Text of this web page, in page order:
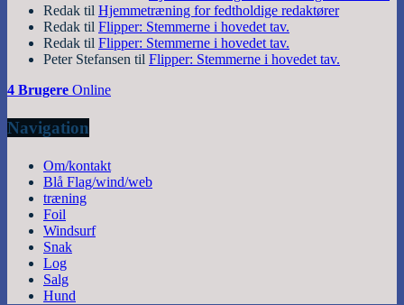
Redak til Hjemmetræning for fedtholdige redaktører
Redak til Flipper: Stemmerne i hovedet tav.
Redak til Flipper: Stemmerne i hovedet tav.
Peter Stefansen til Flipper: Stemmerne i hovedet tav.
4 Brugere Online
Navigation
Om/kontakt
Blå Flag/wind/web
træning
Foil
Windsurf
Snak
Log
Salg
Hund